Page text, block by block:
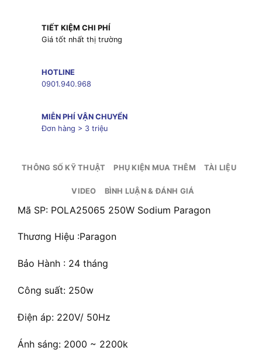
TIẾT KIỆM CHI PHÍ
Giá tốt nhất thị trường
HOTLINE
0901.940.968
MIỄN PHÍ VẬN CHUYỂN
Đơn hàng > 3 triệu
THÔNG SỐ KỸ THUẬT PHỤ KIỆN MUA THÊM TÀI LIỆU
VIDEO BÌNH LUẬN & ĐÁNH GIÁ
Mã SP: POLA25065 250W Sodium Paragon
Thương Hiệu :Paragon
Bảo Hành : 24 tháng
Công suất: 250w
Điện áp: 220V/ 50Hz
Ánh sáng: 2000 ~ 2200k